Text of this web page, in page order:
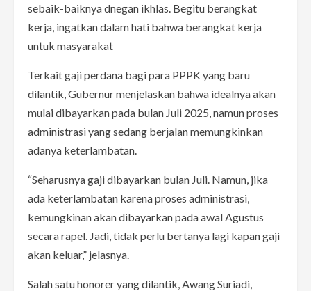
sebaik-baiknya dnegan ikhlas. Begitu berangkat
kerja, ingatkan dalam hati bahwa berangkat kerja
untuk masyarakat
Terkait gaji perdana bagi para PPPK yang baru
dilantik, Gubernur menjelaskan bahwa idealnya akan
mulai dibayarkan pada bulan Juli 2025, namun proses
administrasi yang sedang berjalan memungkinkan
adanya keterlambatan.
“Seharusnya gaji dibayarkan bulan Juli. Namun, jika
ada keterlambatan karena proses administrasi,
kemungkinan akan dibayarkan pada awal Agustus
secara rapel. Jadi, tidak perlu bertanya lagi kapan gaji
akan keluar,” jelasnya.
Salah satu honorer yang dilantik, Awang Suriadi,